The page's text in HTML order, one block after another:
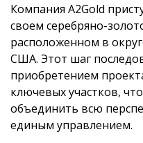
Компания A2Gold
своем серебряно-
расположенном в
США. Этот шаг
приобретением
ключевых участков,
объединить всю
единым управлением.